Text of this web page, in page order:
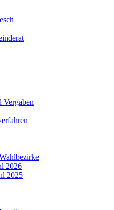
Vergaben
2026
2025